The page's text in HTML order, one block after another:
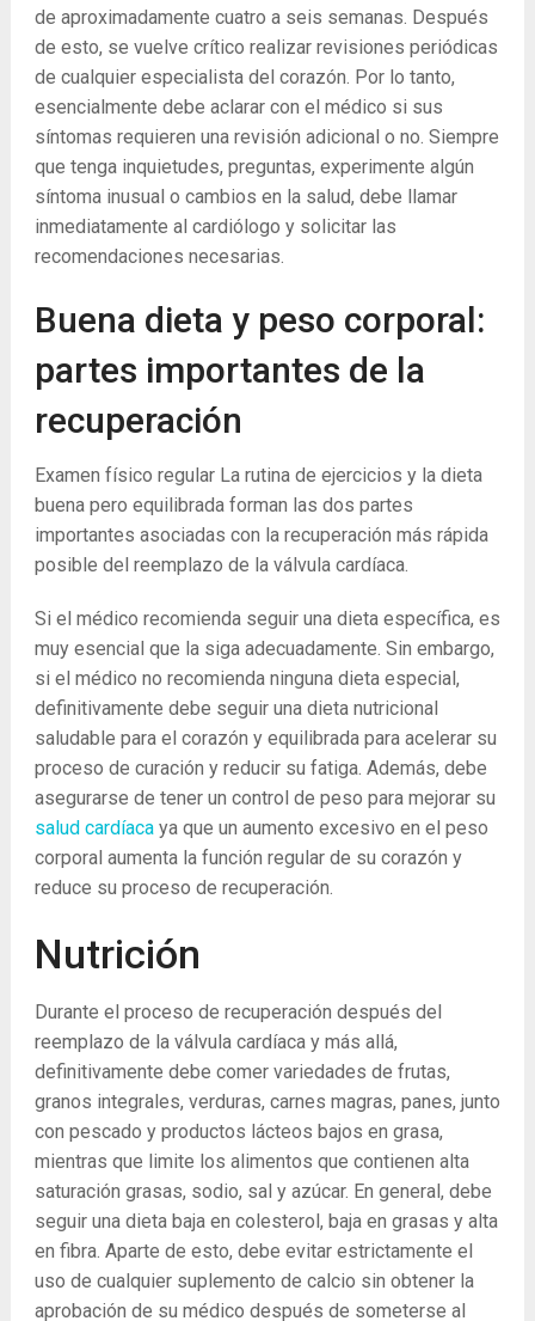
de aproximadamente cuatro a seis semanas. Después
de esto, se vuelve crítico realizar revisiones periódicas
de cualquier especialista del corazón. Por lo tanto,
esencialmente debe aclarar con el médico si sus
síntomas requieren una revisión adicional o no. Siempre
que tenga inquietudes, preguntas, experimente algún
síntoma inusual o cambios en la salud, debe llamar
inmediatamente al cardiólogo y solicitar las
recomendaciones necesarias.
Buena dieta y peso corporal:
partes importantes de la
recuperación
Examen físico regular La rutina de ejercicios y la dieta
buena pero equilibrada forman las dos partes
importantes asociadas con la recuperación más rápida
posible del reemplazo de la válvula cardíaca.
Si el médico recomienda seguir una dieta específica, es
muy esencial que la siga adecuadamente. Sin embargo,
si el médico no recomienda ninguna dieta especial,
definitivamente debe seguir una dieta nutricional
saludable para el corazón y equilibrada para acelerar su
proceso de curación y reducir su fatiga. Además, debe
asegurarse de tener un control de peso para mejorar su
salud cardíaca ya que un aumento excesivo en el peso
corporal aumenta la función regular de su corazón y
reduce su proceso de recuperación.
Nutrición
Durante el proceso de recuperación después del
reemplazo de la válvula cardíaca y más allá,
definitivamente debe comer variedades de frutas,
granos integrales, verduras, carnes magras, panes, junto
con pescado y productos lácteos bajos en grasa,
mientras que limite los alimentos que contienen alta
saturación grasas, sodio, sal y azúcar. En general, debe
seguir una dieta baja en colesterol, baja en grasas y alta
en fibra. Aparte de esto, debe evitar estrictamente el
uso de cualquier suplemento de calcio sin obtener la
aprobación de su médico después de someterse al